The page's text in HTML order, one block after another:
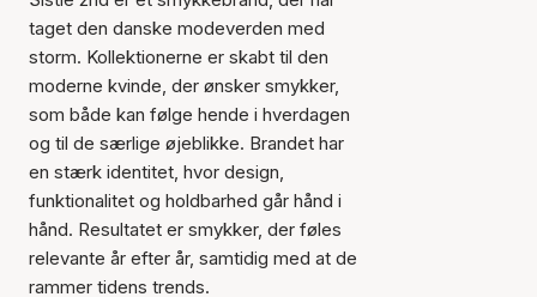
taget den danske modeverden med
storm. Kollektionerne er skabt til den
moderne kvinde, der ønsker smykker,
som både kan følge hende i hverdagen
og til de særlige øjeblikke. Brandet har
en stærk identitet, hvor design,
funktionalitet og holdbarhed går hånd i
hånd. Resultatet er smykker, der føles
relevante år efter år, samtidig med at de
rammer tidens trends.